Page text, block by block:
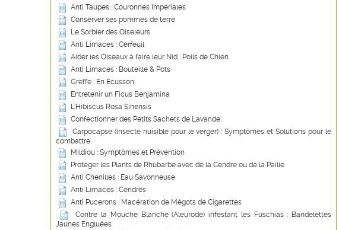
Anti Taupes : Couronnes Impériales
Conserver ses pommes de terre
Le Sorbier des Oiseleurs
Anti Limaces : Cerfeuil
Aider les Oiseaux à faire leur Nid : Poils de Chien
Anti Limaces : Bouteille & Pots
Greffe : En Écusson
Entretenir un Ficus Benjamina
L'Hibiscus Rosa Sinensis
Confectionner des Petits Sachets de Lavande
Carpocapse (insecte nuisible pour le verger) : Symptômes et Solutions pour le
combattre
Mildiou : Symptômes et Prévention
Protéger les Plants de Rhubarbe avec de la Cendre ou de la Paille
Anti Chenilles : Eau Savonneuse
Anti Limaces : Cendres
Anti Pucerons : Macération de Mégots de Cigarettes
Contre la Mouche Blanche (Aleurode) infestant les Fuschias : Bandelettes
Jaunes Engluées